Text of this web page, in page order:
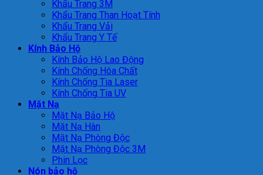
Khẩu Trang 3M
Khẩu Trang Than Hoạt Tính
Khẩu Trang Vải
Khẩu Trang Y Tế
Kính Bảo Hộ
Kính Bảo Hộ Lao Động
Kính Chống Hóa Chất
Kính Chống Tia Laser
Kính Chống Tia UV
Mặt Nạ
Mặt Nạ Bảo Hộ
Mặt Nạ Hàn
Mặt Nạ Phòng Độc
Mặt Nạ Phòng Độc 3M
Phin Lọc
Nón bảo hộ